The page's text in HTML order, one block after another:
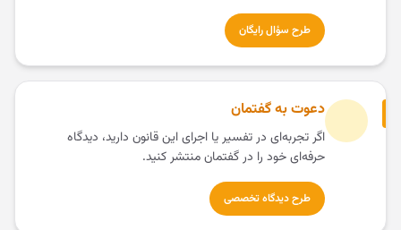
طرح سؤال رایگان
دعوت به گفتمان
اگر تجربه‌ای در تفسیر یا اجرای این قانون دارید، دیدگاه
حرفه‌ای خود را در گفتمان منتشر کنید.
طرح دیدگاه تخصصی